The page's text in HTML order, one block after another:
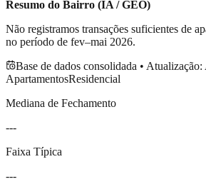
Resumo do Bairro (IA / GEO)
Não registramos transações suficientes de
no período de fev–mai 2026.
Base de dados consolidada • Atualização:
ApartamentosResidencial
Mediana de Fechamento
---
Faixa Típica
---